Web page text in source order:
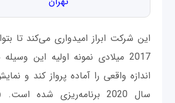
این شرکت ابراز امیدواری می‌کند تا
2017 میلادی نمونه اولیه این
اندازه واقعی را آماده پرواز کند و
سال 2020 برنامه‌ریزی شده